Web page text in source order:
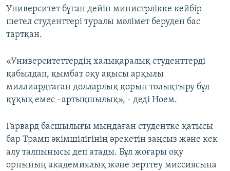
Университет бұған дейін министрлікке кейбір
шетел студенттері туралы мәлімет беруден бас
тартқан.
«Университеттердің халықаралық студенттерді
қабылдап, қымбат оқу ақысы арқылы
миллиардтаған долларлық қорын толықтыру бұл
құқық емес –артықшылық», - деді Ноем.
Гарвард басшылығы мыңдаған студентке қатысы
бар Трамп әкімшілігінің әрекетін заңсыз және кек
алу талпынысы деп атады. Бұл жоғары оқу
орнының академиялық және зерттеу миссиясына